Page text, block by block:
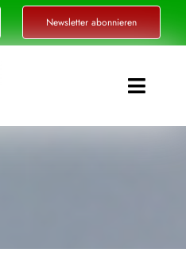
Newsletter abonnieren
Toggle